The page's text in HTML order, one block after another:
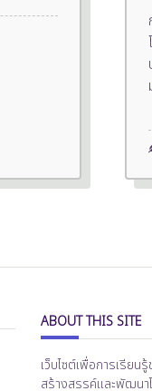
ABOUT THIS SITE
เว็บไซต์เพื่อการเรียน
สร้างสรรค์และพัฒนา